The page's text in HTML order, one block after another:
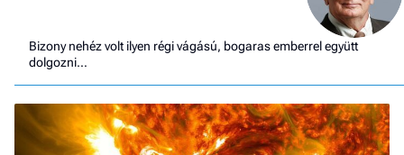
Bizony nehéz volt ilyen régi vágású, bogaras emberrel együtt
dolgozni…